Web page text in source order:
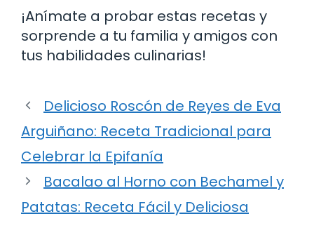
¡Anímate a probar estas recetas y
sorprende a tu familia y amigos con
tus habilidades culinarias!
Delicioso Roscón de Reyes de Eva
Arguiñano: Receta Tradicional para
Celebrar la Epifanía
Bacalao al Horno con Bechamel y
Patatas: Receta Fácil y Deliciosa